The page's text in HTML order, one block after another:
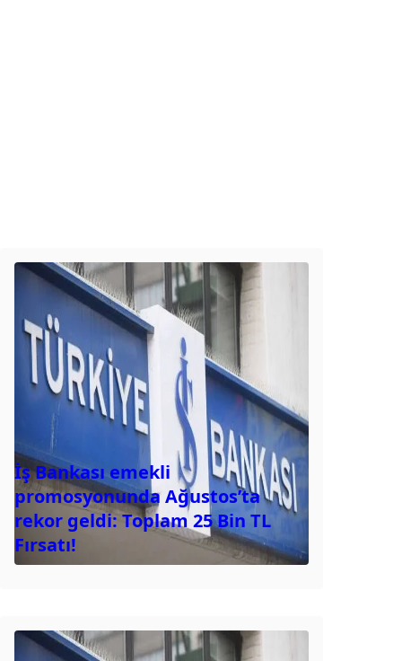
İş Bankası emekli
promosyonunda Ağustos’ta
rekor geldi: Toplam 25 Bin TL
Fırsatı!